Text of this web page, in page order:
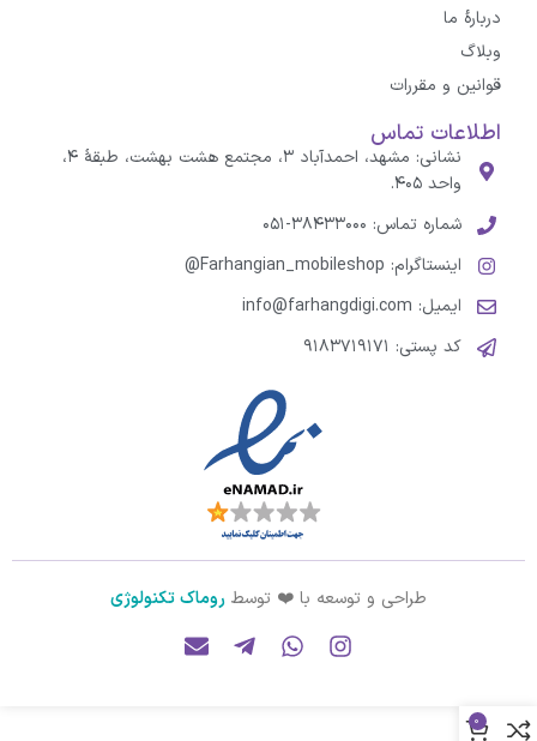
درباره‌ٔ ما
وبلاگ
قوانین و مقررات
اطلاعات تماس
نشانی: مشهد، احمدآباد ۳، مجتمع هشت بهشت، طبقهٔ ۴،
واحد ۴۰۵.
شماره تماس: ۳۸۴۳۳۰۰۰-۰۵۱
اینستاگرام: Farhangian_mobileshop@
ایمیل: info@farhangdigi.com
کد پستی: ۹۱۸۳۷۱۹۱۷۱
طراحی و توسعه با ❤️ توسط روماک تکنولوژی
0